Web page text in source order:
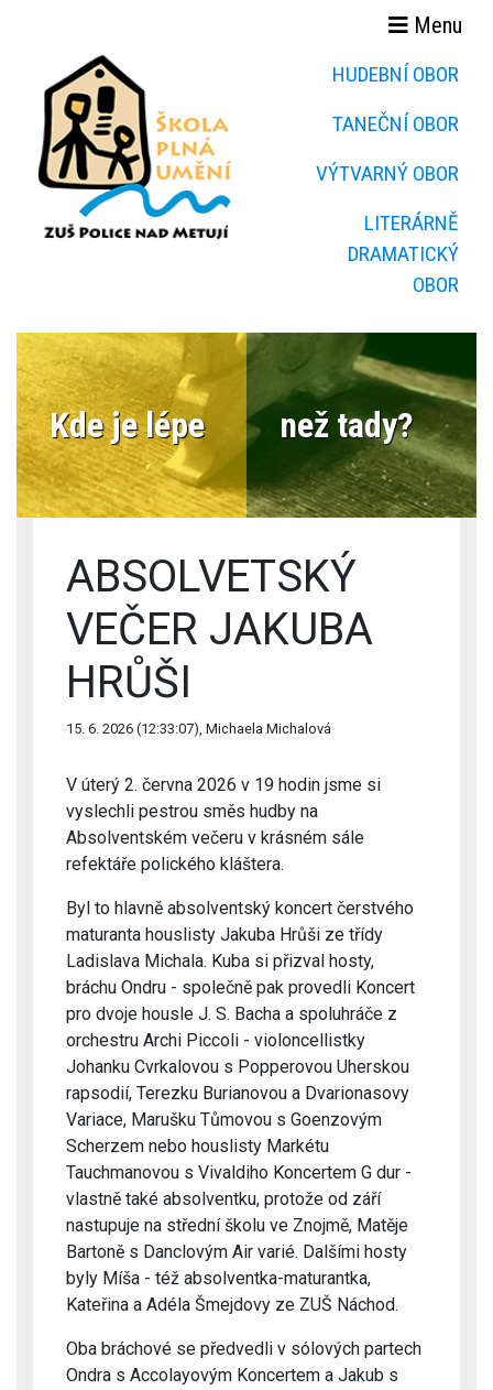
Menu
HUDEBNÍ OBOR
TANEČNÍ OBOR
VÝTVARNÝ OBOR
LITERÁRNĚ
DRAMATICKÝ
OBOR
Kde je lépe než tady?
ABSOLVETSKÝ
VEČER JAKUBA
HRŮŠI
15. 6. 2026 (12:33:07), Michaela Michalová
V úterý 2. června 2026 v 19 hodin jsme si
vyslechli pestrou směs hudby na
Absolventském večeru v krásném sále
refektáře polického kláštera.
Byl to hlavně absolventský koncert čerstvého
maturanta houslisty Jakuba Hrůši ze třídy
Ladislava Michala. Kuba si přizval hosty,
bráchu Ondru - společně pak provedli Koncert
pro dvoje housle J. S. Bacha a spoluhráče z
orchestru Archi Piccoli - violoncellistky
Johanku Cvrkalovou s Popperovou Uherskou
rapsodií, Terezku Burianovou a Dvarionasovy
Variace, Marušku Tůmovou s Goenzovým
Scherzem nebo houslisty Markétu
Tauchmanovou s Vivaldiho Koncertem G dur -
vlastně také absolventku, protože od září
nastupuje na střední školu ve Znojmě, Matěje
Bartoně s Danclovým Air varié. Dalšími hosty
byly Míša - též absolventka-maturantka,
Kateřina a Adéla Šmejdovy ze ZUŠ Náchod.
Oba bráchové se předvedli v sólových partech
Ondra s Accolayovým Koncertem a Jakub s